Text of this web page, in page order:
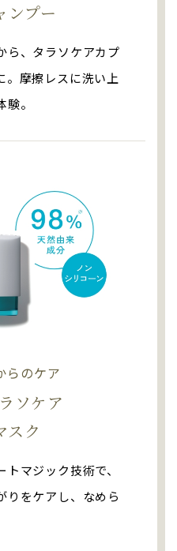
ンプー
ら、タラソケアカプ
。摩擦レスに洗い上
。
らのケア
ソケア
スク
マジック技術で、
りをケアし、なめら